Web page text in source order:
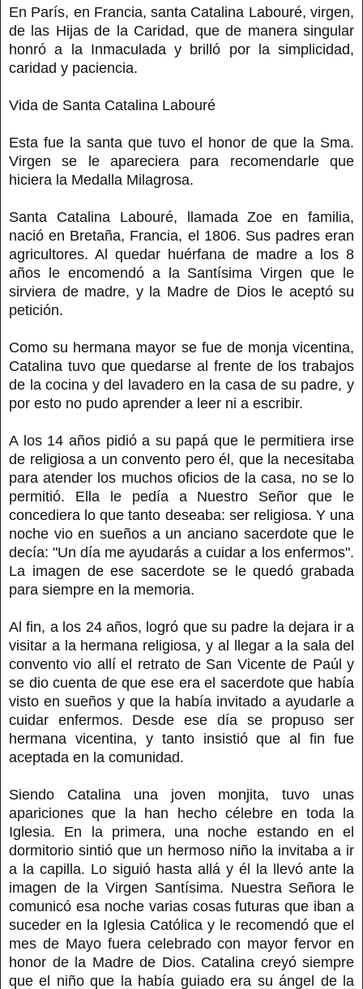
En París, en Francia, santa Catalina Labouré, virgen,
de las Hijas de la Caridad, que de manera singular
honró a la Inmaculada y brilló por la simplicidad,
caridad y paciencia.
Vida de Santa Catalina Labouré
Esta fue la santa que tuvo el honor de que la Sma.
Virgen se le apareciera para recomendarle que
hiciera la Medalla Milagrosa.
Santa Catalina Labouré, llamada Zoe en familia,
nació en Bretaña, Francia, el 1806. Sus padres eran
agricultores. Al quedar huérfana de madre a los 8
años le encomendó a la Santísima Virgen que le
sirviera de madre, y la Madre de Dios le aceptó su
petición.
Como su hermana mayor se fue de monja vicentina,
Catalina tuvo que quedarse al frente de los trabajos
de la cocina y del lavadero en la casa de su padre, y
por esto no pudo aprender a leer ni a escribir.
A los 14 años pidió a su papá que le permitiera irse
de religiosa a un convento pero él, que la necesitaba
para atender los muchos oficios de la casa, no se lo
permitió. Ella le pedía a Nuestro Señor que le
concediera lo que tanto deseaba: ser religiosa. Y una
noche vio en sueños a un anciano sacerdote que le
decía: "Un día me ayudarás a cuidar a los enfermos".
La imagen de ese sacerdote se le quedó grabada
para siempre en la memoria.
Al fin, a los 24 años, logró que su padre la dejara ir a
visitar a la hermana religiosa, y al llegar a la sala del
convento vio allí el retrato de San Vicente de Paúl y
se dio cuenta de que ese era el sacerdote que había
visto en sueños y que la había invitado a ayudarle a
cuidar enfermos. Desde ese día se propuso ser
hermana vicentina, y tanto insistió que al fin fue
aceptada en la comunidad.
Siendo Catalina una joven monjita, tuvo unas
apariciones que la han hecho célebre en toda la
Iglesia. En la primera, una noche estando en el
dormitorio sintió que un hermoso niño la invitaba a ir
a la capilla. Lo siguió hasta allá y él la llevó ante la
imagen de la Virgen Santísima. Nuestra Señora le
comunicó esa noche varias cosas futuras que iban a
suceder en la Iglesia Católica y le recomendó que el
mes de Mayo fuera celebrado con mayor fervor en
honor de la Madre de Dios. Catalina creyó siempre
que el niño que la había guiado era su ángel de la